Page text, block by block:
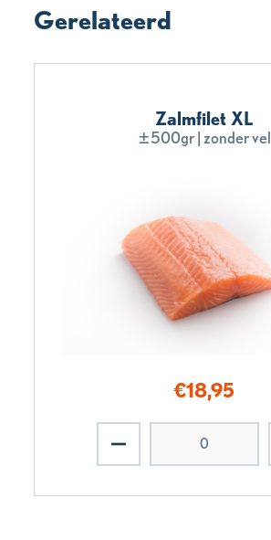
Gerelateerd
Zalmfilet XL
±500gr | zonder vel
€18,95